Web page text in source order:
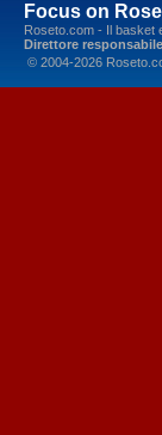
Focus on
Roseto.com - Il basket
Direttore
© 2004-2026